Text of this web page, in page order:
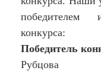
победителем
конкурса:
Победитель
Рубцова